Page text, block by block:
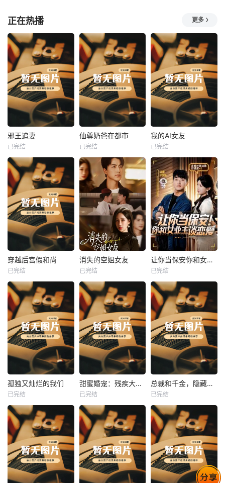
正在热播 更多
热播
邪王追妻
未知
邪王追妻
已完结
热播
未知
仙尊奶爸在都市
已完结
热播
我的AI女友
未知
我的AI女友
已完结
热播
未知
穿越后宫假和尚
已完结
热播
未知
消失的空姐女友
已完结
热播
未知
让你当保安你和女业主谈恋爱
已完结
热播
未知
孤独又灿烂的我们
已完结
热播
未知
甜蜜婚宠：残疾大佬夜夜撩
已完结
热播
未知
总裁和千金，隐藏身份闪婚了
已完结